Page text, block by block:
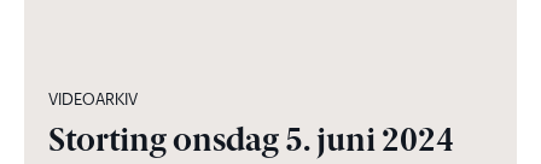
VIDEOARKIV
Storting onsdag 5. juni 2024